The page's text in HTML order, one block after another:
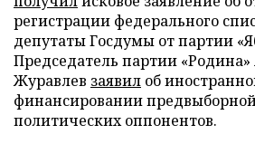
регистрации федерального
депутаты Госдумы от партии
Председатель партии «Родина»
Журавлев заявил об
финансировании
политических оппонентов.